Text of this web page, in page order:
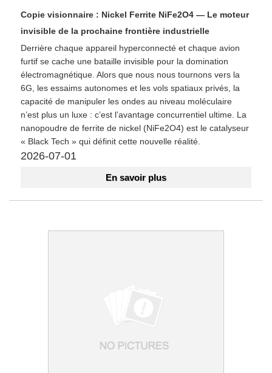
Copie visionnaire : Nickel Ferrite NiFe2O4 — Le moteur
invisible de la prochaine frontière industrielle
Derrière chaque appareil hyperconnecté et chaque avion
furtif se cache une bataille invisible pour la domination
électromagnétique. Alors que nous nous tournons vers la
6G, les essaims autonomes et les vols spatiaux privés, la
capacité de manipuler les ondes au niveau moléculaire
n’est plus un luxe : c’est l’avantage concurrentiel ultime. La
nanopoudre de ferrite de nickel (NiFe2O4) est le catalyseur
« Black Tech » qui définit cette nouvelle réalité.
2026-07-01
En savoir plus